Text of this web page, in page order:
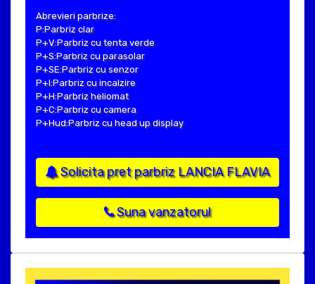
Abrevieri parbrize:
P:Parbriz clar
P+V:Parbriz cu tenta verde
P+S:Parbriz cu parasolar
P+SE:Parbriz cu senzor
P+I:Parbriz cu incalzire
P+H:Parbriz heliomat
P+C:Parbriz cu camera
P+Hud:Parbriz cu head up display
Solicita pret parbriz LANCIA FLAVIA
Suna vanzatorul